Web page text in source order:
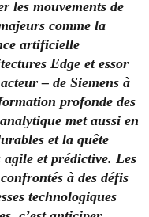
les mouvements de
comme la
artificielle
Edge et essor
– de Siemens à
profonde des
met aussi en
et la quête
et prédictive. Les
à des défis
technologiques